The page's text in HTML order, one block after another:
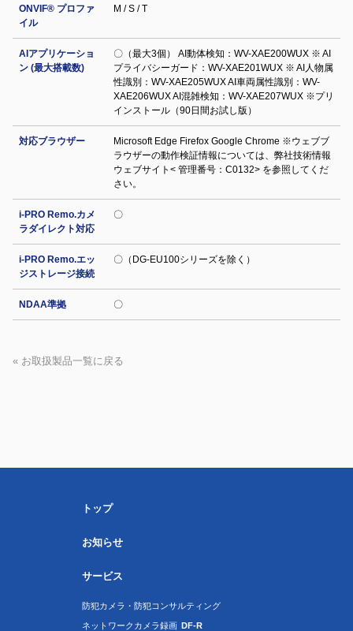
ONVIF® プロファ
イル
M / S / T
AIアプリケーショ
ン (最大搭載数)
〇（最大3個） AI動体検知：WV-XAE200WUX ※ AI
プライバシーガード：WV-XAE201WUX ※ AI人物属
性識別：WV-XAE205WUX AI車両属性識別：WV-
XAE206WUX AI混雑検知：WV-XAE207WUX ※プリ
インストール（90日間お試し版）
対応ブラウザー
Microsoft Edge Firefox Google Chrome ※ウェブブ
ラウザーの動作検証情報については、弊社技術情報
ウェブサイト< 管理番号：C0132> を参照してくだ
さい。
i-PRO Remo.カメ
ラダイレクト対応
〇
i-PRO Remo.エッ
ジストレージ接続
〇（DG-EU100シリーズを除く）
NDAA準拠 〇
« お取扱製品一覧に戻る
トップ
お知らせ
サービス
防犯カメラ・防犯コンサルティング
ネットワークカメラ録画 DF-R